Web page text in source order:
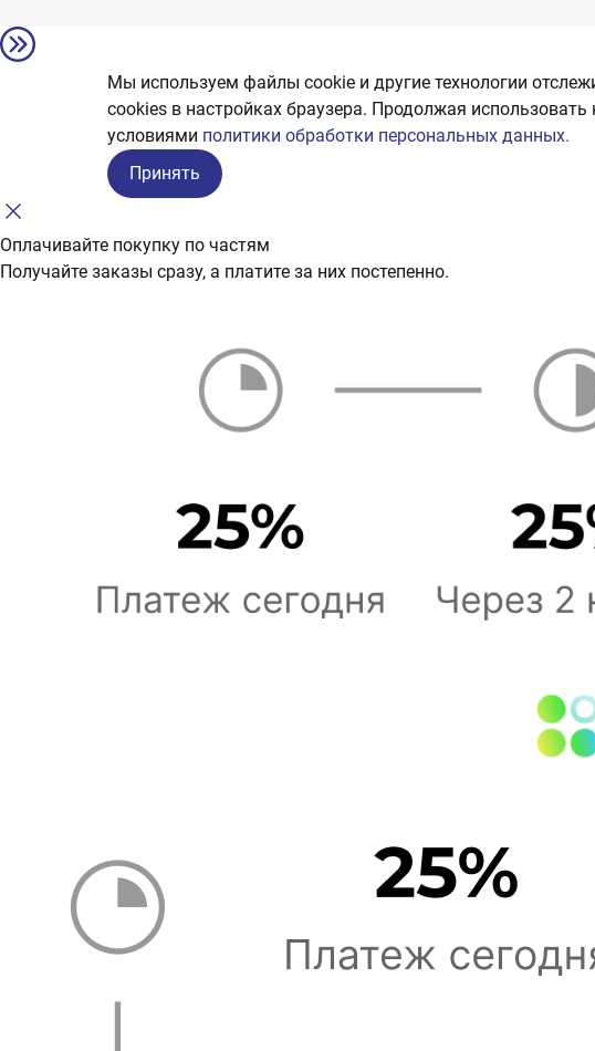
Мы используем файлы cookie и другие технологии
сookies в настройках браузера. Продолжая
условиями политики обработки персональных данных.
Принять
Оплачивайте покупку по частям
Получайте заказы сразу, а платите за них постепенно.